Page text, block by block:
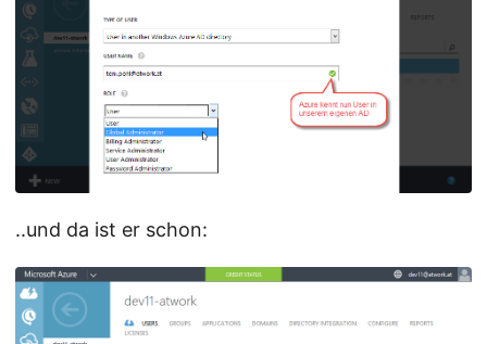
..und da ist er schon: